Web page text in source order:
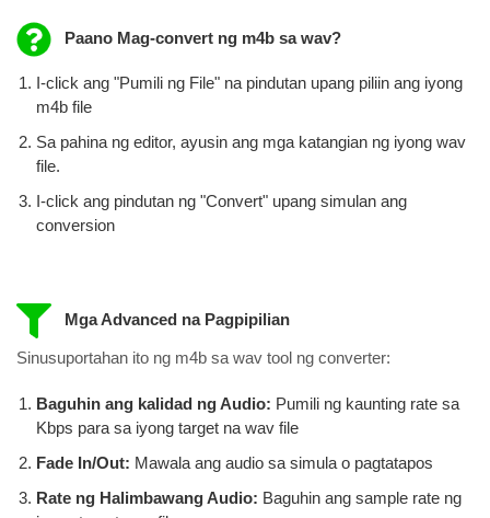
Paano Mag-convert ng m4b sa wav?
I-click ang "Pumili ng File" na pindutan upang piliin ang iyong
m4b file
Sa pahina ng editor, ayusin ang mga katangian ng iyong wav
file.
I-click ang pindutan ng "Convert" upang simulan ang
conversion
Mga Advanced na Pagpipilian
Sinusuportahan ito ng m4b sa wav tool ng converter:
Baguhin ang kalidad ng Audio: Pumili ng kaunting rate sa
Kbps para sa iyong target na wav file
Fade In/Out: Mawala ang audio sa simula o pagtatapos
Rate ng Halimbawang Audio: Baguhin ang sample rate ng